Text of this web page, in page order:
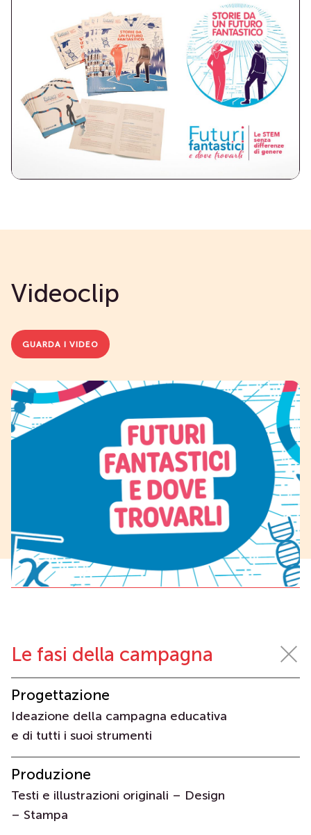
Videoclip
GUARDA I VIDEO
Le fasi della campagna
Progettazione
Ideazione della campagna educativa
e di tutti i suoi strumenti
Produzione
Testi e illustrazioni originali – Design
– Stampa